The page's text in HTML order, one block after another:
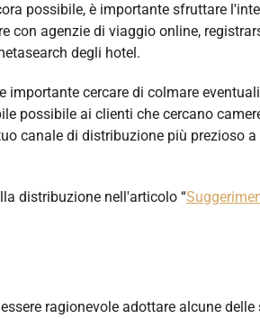
possibile, è importante sfruttare
con agenzie di viaggio online,
degli hotel.
cercare di colmare
possibile ai clienti che cercano
canale di distribuzione più prezioso
distribuzione nell'articolo “
ragionevole adottare alcune